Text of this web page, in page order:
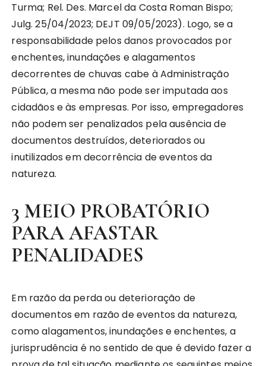
Turma; Rel. Des. Marcel da Costa Roman Bispo;
Julg. 25/04/2023; DEJT 09/05/2023). Logo, se a
responsabilidade pelos danos provocados por
enchentes, inundações e alagamentos
decorrentes de chuvas cabe à Administração
Pública, a mesma não pode ser imputada aos
cidadãos e às empresas. Por isso, empregadores
não podem ser penalizados pela ausência de
documentos destruídos, deteriorados ou
inutilizados em decorrência de eventos da
natureza.
3 MEIO PROBATÓRIO
PARA AFASTAR
PENALIDADES
Em razão da perda ou deterioração de
documentos em razão de eventos da natureza,
como alagamentos, inundações e enchentes, a
jurisprudência é no sentido de que é devido fazer a